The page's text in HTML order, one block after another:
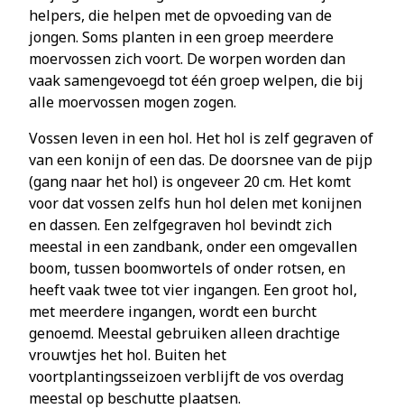
helpers, die helpen met de opvoeding van de
jongen. Soms planten in een groep meerdere
moervossen zich voort. De worpen worden dan
vaak samengevoegd tot één groep welpen, die bij
alle moervossen mogen zogen.
Vossen leven in een hol. Het hol is zelf gegraven of
van een konijn of een das. De doorsnee van de pijp
(gang naar het hol) is ongeveer 20 cm. Het komt
voor dat vossen zelfs hun hol delen met konijnen
en dassen. Een zelfgegraven hol bevindt zich
meestal in een zandbank, onder een omgevallen
boom, tussen boomwortels of onder rotsen, en
heeft vaak twee tot vier ingangen. Een groot hol,
met meerdere ingangen, wordt een burcht
genoemd. Meestal gebruiken alleen drachtige
vrouwtjes het hol. Buiten het
voortplantingsseizoen verblijft de vos overdag
meestal op beschutte plaatsen.